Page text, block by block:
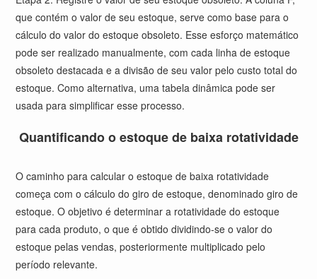
que contém o valor de seu estoque, serve como base para o
cálculo do valor do estoque obsoleto. Esse esforço matemático
pode ser realizado manualmente, com cada linha de estoque
obsoleto destacada e a divisão de seu valor pelo custo total do
estoque. Como alternativa, uma tabela dinâmica pode ser
usada para simplificar esse processo.
Quantificando o estoque de baixa rotatividade
O caminho para calcular o estoque de baixa rotatividade
começa com o cálculo do giro de estoque, denominado giro de
estoque. O objetivo é determinar a rotatividade do estoque
para cada produto, o que é obtido dividindo-se o valor do
estoque pelas vendas, posteriormente multiplicado pelo
período relevante.